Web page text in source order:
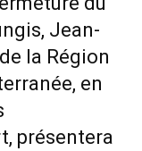
Jean-
la Région
en
présentera